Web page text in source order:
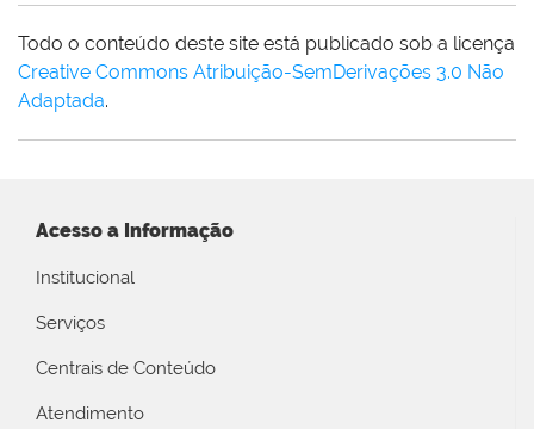
Todo o conteúdo deste site está publicado sob a licença
Creative Commons Atribuição-SemDerivações 3.0 Não
Adaptada.
Acesso a Informação
Institucional
Serviços
Centrais de Conteúdo
Atendimento